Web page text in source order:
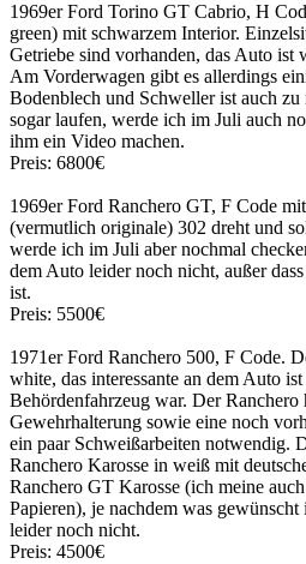
1969er Ford Torino GT Cabrio, H
green) mit schwarzem Interior.
Getriebe sind vorhanden, das Auto ist
Am Vorderwagen gibt es allerdings
Bodenblech und Schweller ist auch
sogar laufen, werde ich im Juli auch
ihm ein Video machen.
Preis: 6800€
1969er Ford Ranchero GT, F Code
(vermutlich originale) 302 dreht und
werde ich im Juli aber nochmal
dem Auto leider noch nicht, außer
ist.
Preis: 5500€
1971er Ford Ranchero 500, F Code.
white, das interessante an dem Auto
Behördenfahrzeug war. Der Ranchero
Gewehrhalterung sowie eine noch
ein paar Schweißarbeiten notwendig.
Ranchero Karosse in weiß mit
Ranchero GT Karosse (ich meine
Papieren), je nachdem was
leider noch nicht.
Preis: 4500€